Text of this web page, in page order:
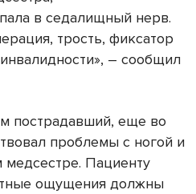
в седалищный нерв.
трость, фиксатор
– сообщил
пострадавший, еще во
проблемы с ногой и
Пациенту
ощущения должны